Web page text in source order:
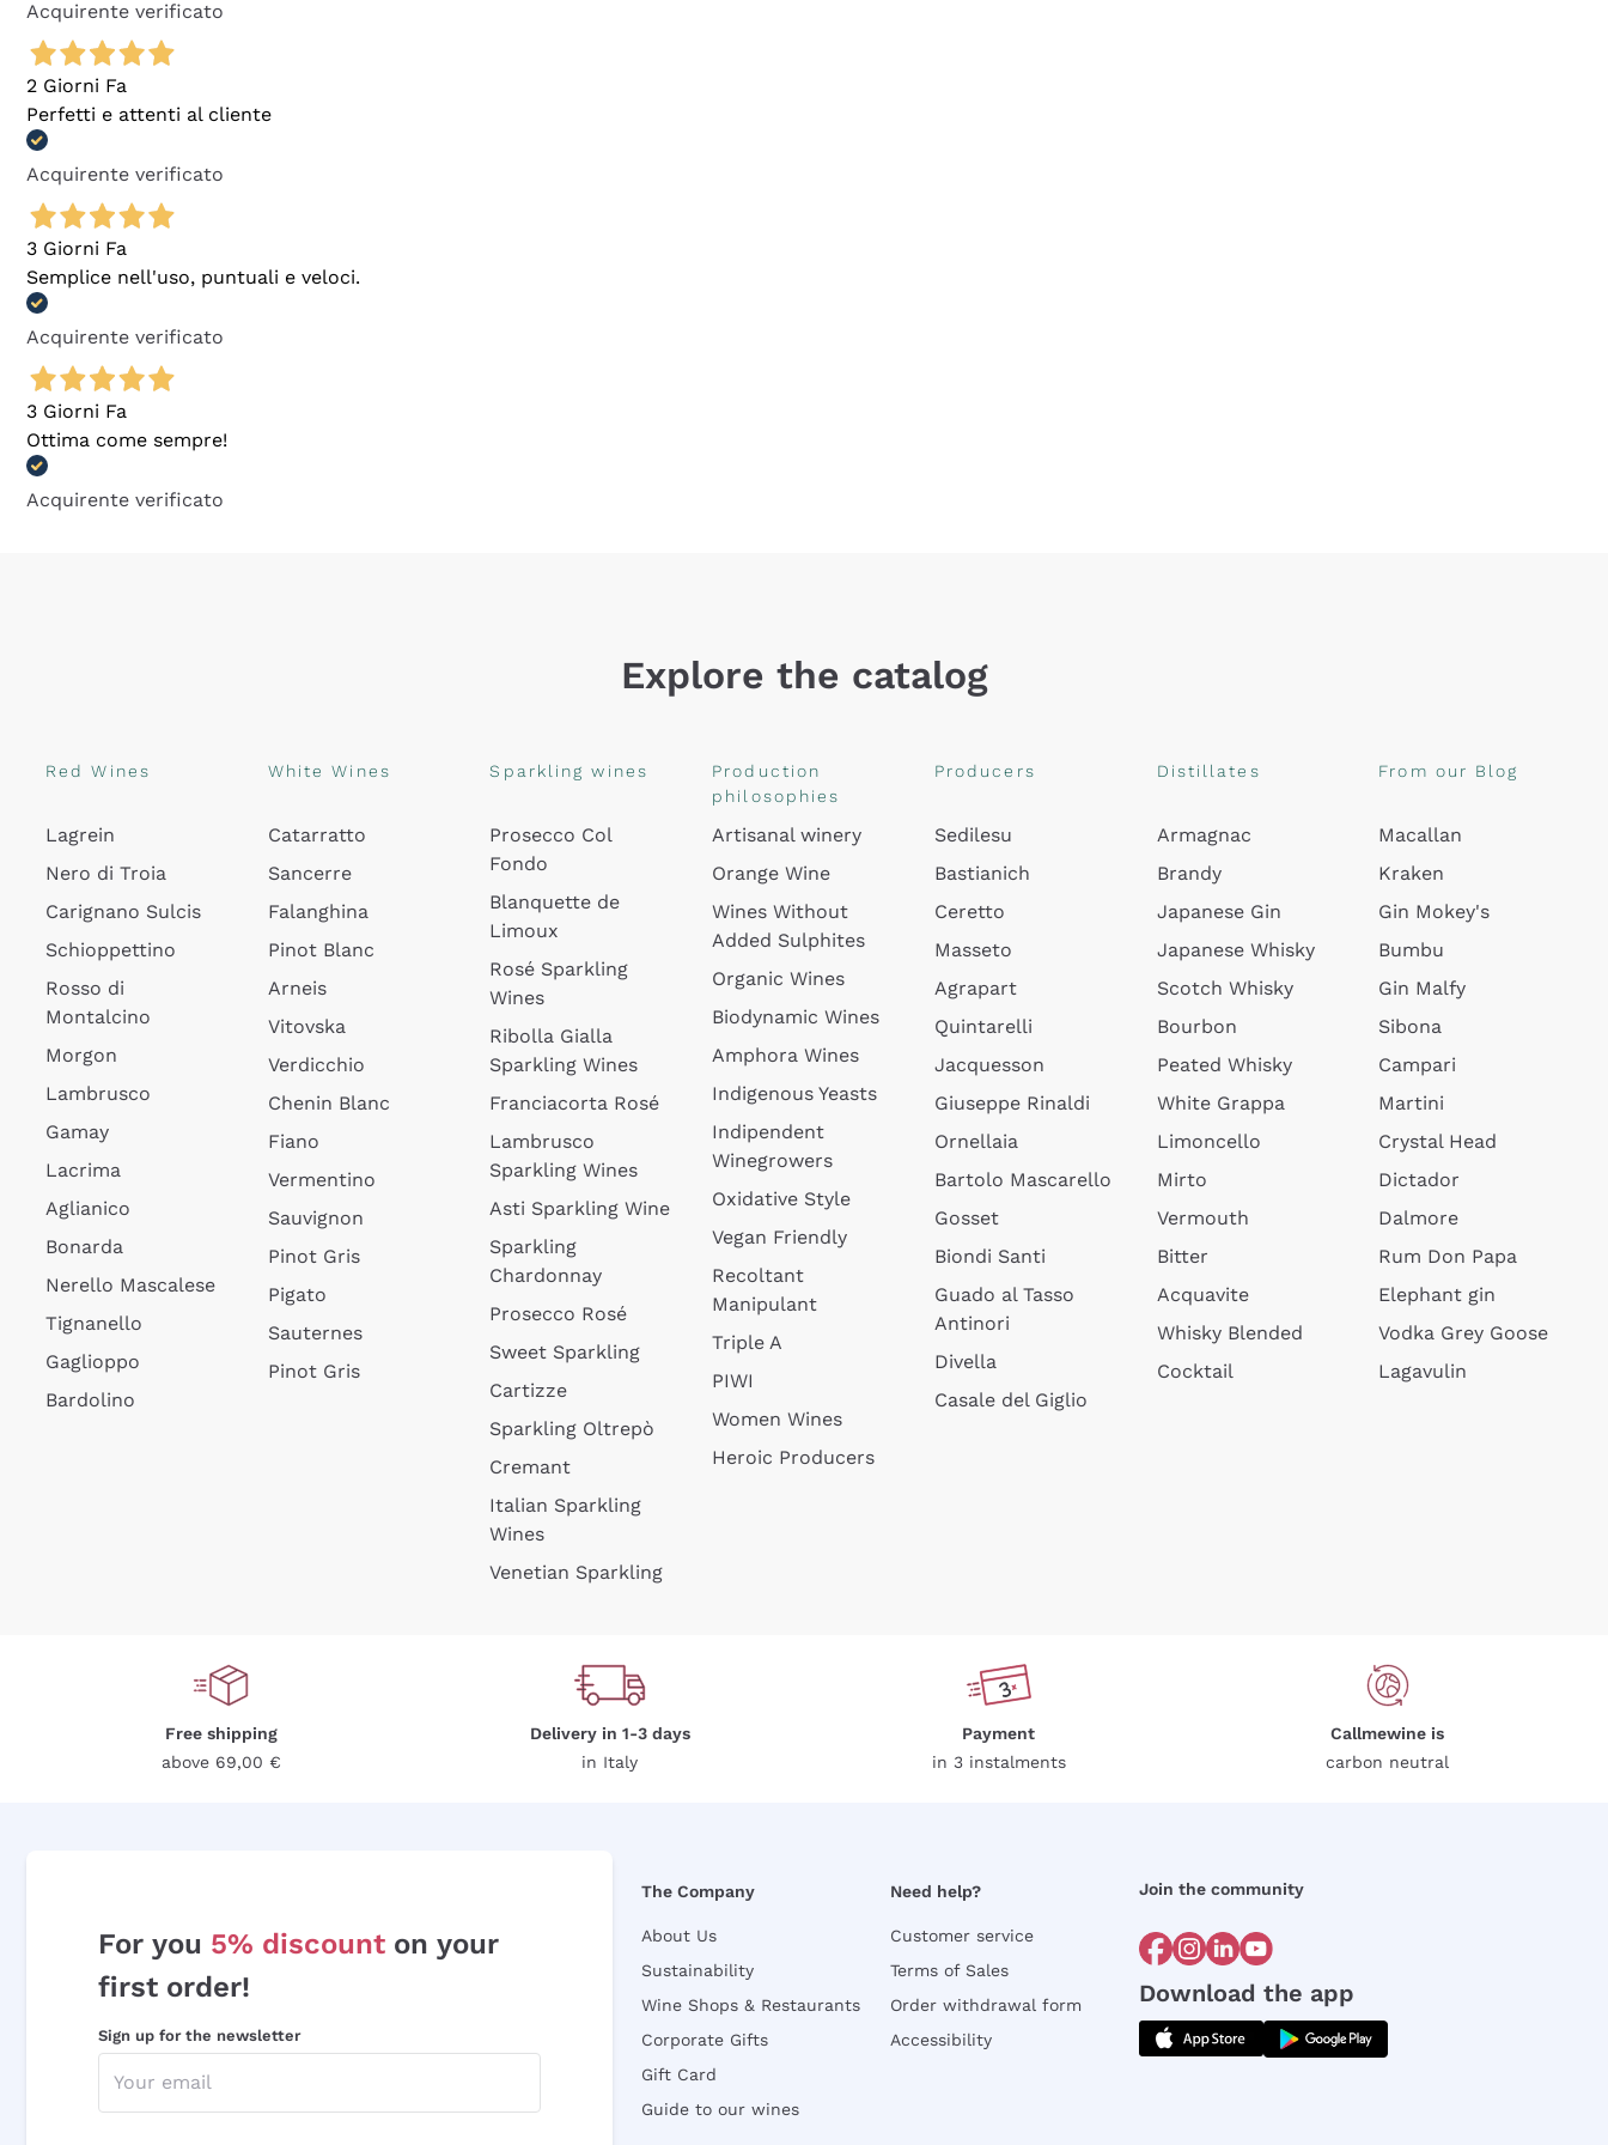
Acquirente verificato
2 Giorni Fa
Perfetti e attenti al cliente
Acquirente verificato
3 Giorni Fa
Semplice nell'uso, puntuali e veloci.
Acquirente verificato
3 Giorni Fa
Ottima come sempre!
Acquirente verificato
Explore the catalog
Red Wines
Lagrein
Nero di Troia
Carignano Sulcis
Schioppettino
Rosso di
Montalcino
Morgon
Lambrusco
Gamay
Lacrima
Aglianico
Bonarda
Nerello Mascalese
Tignanello
Gaglioppo
Bardolino
White Wines
Catarratto
Sancerre
Falanghina
Pinot Blanc
Arneis
Vitovska
Verdicchio
Chenin Blanc
Fiano
Vermentino
Sauvignon
Pinot Gris
Pigato
Sauternes
Pinot Gris
Sparkling wines
Prosecco Col
Fondo
Blanquette de
Limoux
Rosé Sparkling
Wines
Ribolla Gialla
Sparkling Wines
Franciacorta Rosé
Lambrusco
Sparkling Wines
Asti Sparkling Wine
Sparkling
Chardonnay
Prosecco Rosé
Sweet Sparkling
Cartizze
Sparkling Oltrepò
Cremant
Italian Sparkling
Wines
Venetian Sparkling
Production
philosophies
Artisanal winery
Orange Wine
Wines Without
Added Sulphites
Organic Wines
Biodynamic Wines
Amphora Wines
Indigenous Yeasts
Indipendent
Winegrowers
Oxidative Style
Vegan Friendly
Recoltant
Manipulant
Triple A
PIWI
Women Wines
Heroic Producers
Producers
Sedilesu
Bastianich
Ceretto
Masseto
Agrapart
Quintarelli
Jacquesson
Giuseppe Rinaldi
Ornellaia
Bartolo Mascarello
Gosset
Biondi Santi
Guado al Tasso
Antinori
Divella
Casale del Giglio
Distillates
Armagnac
Brandy
Japanese Gin
Japanese Whisky
Scotch Whisky
Bourbon
Peated Whisky
White Grappa
Limoncello
Mirto
Vermouth
Bitter
Acquavite
Whisky Blended
Cocktail
From our Blog
Macallan
Kraken
Gin Mokey's
Bumbu
Gin Malfy
Sibona
Campari
Martini
Crystal Head
Dictador
Dalmore
Rum Don Papa
Elephant gin
Vodka Grey Goose
Lagavulin
Free shipping
above 69,00 €
Delivery in 1-3 days
in Italy
Payment
in 3 instalments
Callmewine is
carbon neutral
For you 5% discount on your
first order!
Sign up for the newsletter
The Company
About Us
Sustainability
Wine Shops & Restaurants
Corporate Gifts
Gift Card
Guide to our wines
Need help?
Customer service
Terms of Sales
Order withdrawal form
Accessibility
Join the community
Download the app